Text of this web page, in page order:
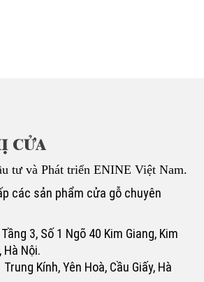
tư và Phát triển ENINE Việt Nam.
các sản phẩm cửa gỗ chuyên
3, Số 1 Ngõ 40 Kim Giang, Kim
Hà Nội.
Kính, Yên Hoà, Cầu Giấy, Hà